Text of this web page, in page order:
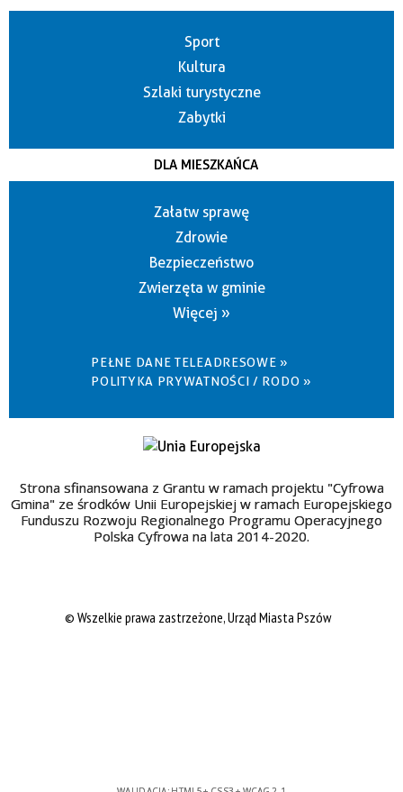
Sport
Kultura
Szlaki turystyczne
Zabytki
DLA MIESZKAŃCA
Załatw sprawę
Zdrowie
Bezpieczeństwo
Zwierzęta w gminie
Więcej »
PEŁNE DANE TELEADRESOWE »
POLITYKA PRYWATNOŚCI / RODO »
Strona sfinansowana z Grantu w ramach projektu "Cyfrowa
Gmina" ze środków Unii Europejskiej w ramach Europejskiego
Funduszu Rozwoju Regionalnego Programu Operacyjnego
Polska Cyfrowa na lata 2014-2020.
© Wszelkie prawa zastrzeżone, Urząd Miasta Pszów